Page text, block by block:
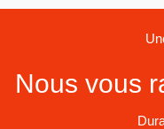
Nous vous